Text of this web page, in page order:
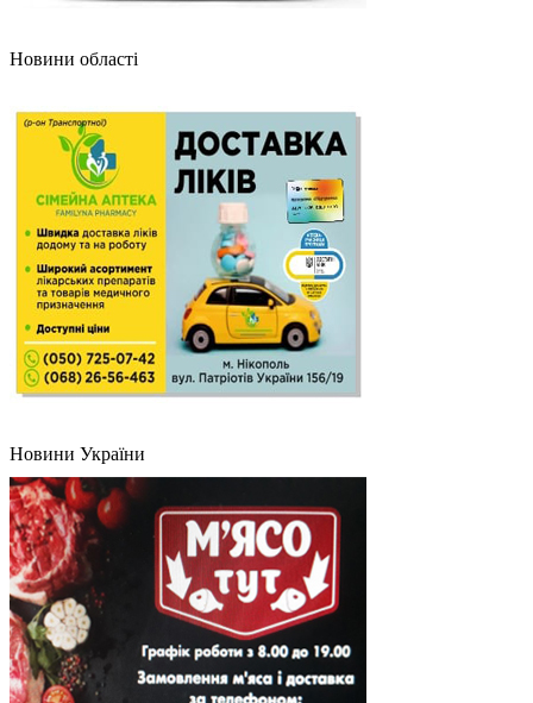
Новини області
Новини України